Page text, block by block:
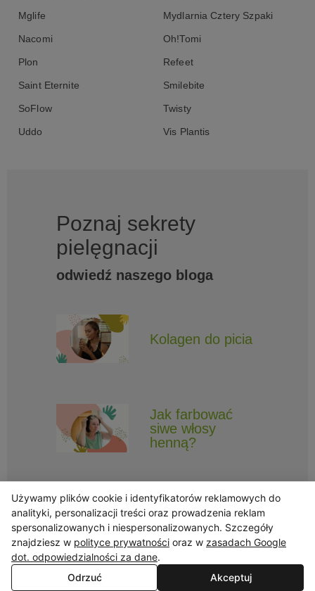
Mglife Mydlarnia Cztery Szpaki
Nacomi Oh!Tomi
Plon Refeet
Saint Eternite Smilebite
SoFlow Twisty
Uddo Vis Plantis
Poznaj sekrety
pielęgnacji
odwiedź naszego bloga
Kolagen do picia
Jak farbować
siwe włosy
henną?
Obserwuj Triny, by nie ominęły Cię najlepsze promocje i informacje
o nowościach.
Używamy plików cookie i identyfikatorów reklamowych do
analityki, personalizacji treści oraz prowadzenia reklam
spersonalizowanych i niespersonalizowanych. Szczegóły
znajdziesz w polityce prywatności oraz w zasadach Google
dot. odpowiedzialności za dane.
Odrzuć
Akceptuj